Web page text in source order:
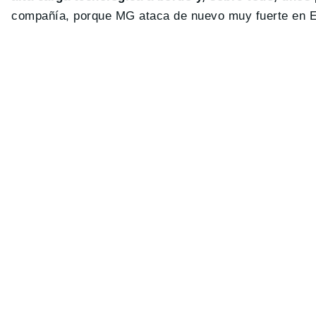
compañía, porque MG ataca de nuevo muy fuerte en